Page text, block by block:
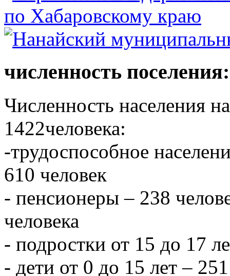
численность поселения:
Численность населения
1422человека:
-трудоспособное
610 человек
- пенсионеры – 238
человека
- подростки от 15 до 17
- дети от 0 до 15 лет –